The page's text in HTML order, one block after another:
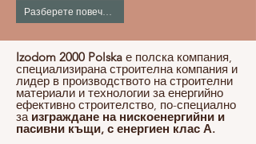
Разберете повече...
Izodom 2000 Polska е полска компания,
специализирана строителна компания и
лидер в производството на строителни
материали и технологии за енергийно
ефективно строителство, по-специално
за изграждане на нискоенергийни и
пасивни къщи, с енергиен клас А.